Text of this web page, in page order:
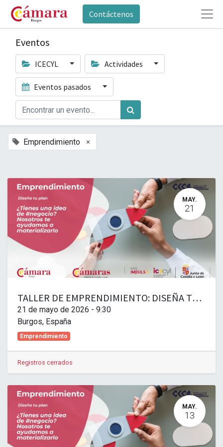
Contáctenos
Eventos
ICECYL Actividades
Eventos pasados
Emprendimiento ×
MAY.
21
TALLER DE EMPRENDIMIENTO: DISEÑA TU PLAN AVANZADO. FINANZAS Y FISCALIDAD PARA TU NUEVA EMPRESA
21 de mayo de 2026 - 9:30
Burgos, España
Emprendimiento
Registros cerrados
MAY.
13